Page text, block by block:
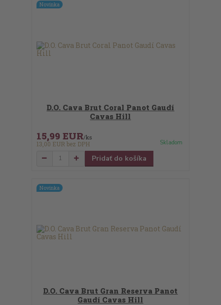
Novinka
D.O. Cava Brut Coral Panot Gaudí
Cavas Hill
15,99 EUR/ks
13,00 EUR bez DPH Skladom
Pridať do košíka
Novinka
D.O. Cava Brut Gran Reserva Panot
Gaudí Cavas Hill